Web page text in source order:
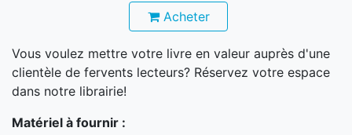
Acheter
Vous voulez mettre votre livre en valeur auprès d'une
clientèle de fervents lecteurs? Réservez votre espace
dans notre librairie!
Matériel à fournir :